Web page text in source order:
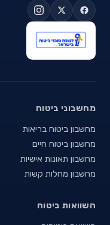
מחשבוני ביטוח
מחשבון ביטוח בריאות
מחשבון ביטוח חיים
מחשבון תאונות אישיות
מחשבון מחלות קשות
השוואות ביטוח